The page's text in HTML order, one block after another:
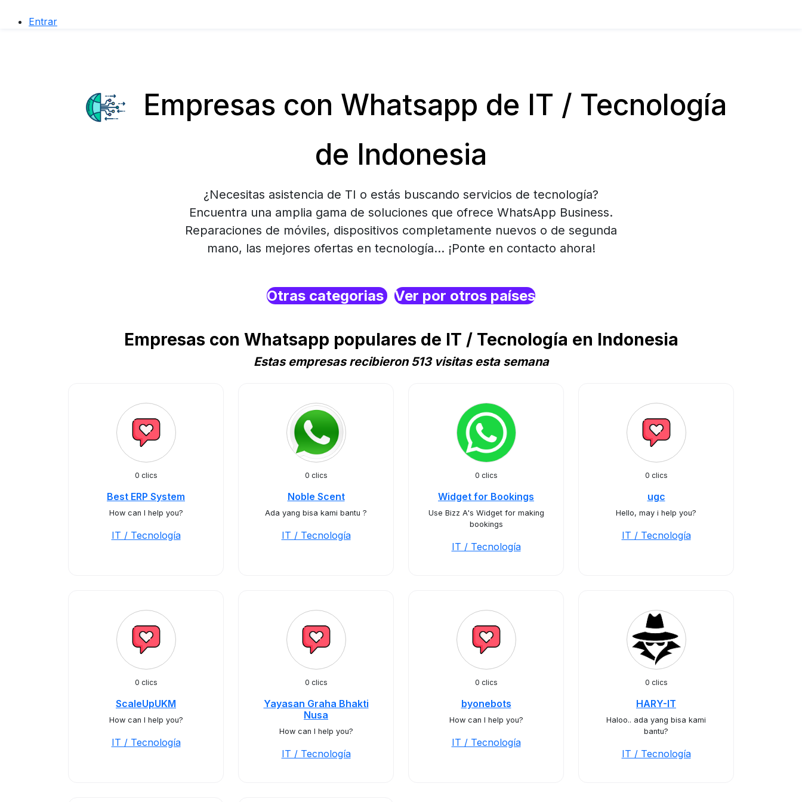
Entrar
Empresas con Whatsapp de IT / Tecnología
de Indonesia
¿Necesitas asistencia de TI o estás buscando servicios de tecnología?
Encuentra una amplia gama de soluciones que ofrece WhatsApp Business.
Reparaciones de móviles, dispositivos completamente nuevos o de segunda
mano, las mejores ofertas en tecnología… ¡Ponte en contacto ahora!
Otras categorias Ver por otros países
Empresas con Whatsapp populares de IT / Tecnología en Indonesia
Estas empresas recibieron 513 visitas esta semana
0 clics
Best ERP System
How can I help you?
IT / Tecnología
0 clics
Noble Scent
Ada yang bisa kami bantu ?
IT / Tecnología
0 clics
Widget for Bookings
Use Bizz A's Widget for making
bookings
IT / Tecnología
0 clics
ugc
Hello, may i help you?
IT / Tecnología
0 clics
ScaleUpUKM
How can I help you?
IT / Tecnología
0 clics
Yayasan Graha Bhakti
Nusa
How can I help you?
IT / Tecnología
0 clics
byonebots
How can I help you?
IT / Tecnología
0 clics
HARY-IT
Haloo.. ada yang bisa kami
bantu?
IT / Tecnología